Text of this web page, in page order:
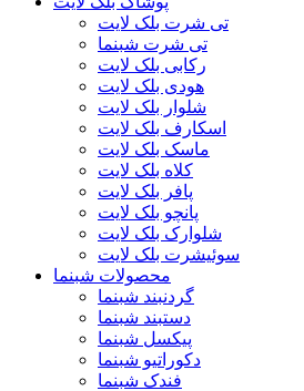
تی شرت بلک لایت
تی شرت شبنما
رکابی بلک لایت
هودی بلک لایت
شلوار بلک لایت
اسکارف بلک لایت
ماسک بلک لایت
کلاه بلک لایت
پافر بلک لایت
پانچو بلک لایت
شلوارک بلک لایت
سوئیشرت بلک لایت
محصولات شبنما
گردنبند شبنما
دستبند شبنما
پیکسل شبنما
دکوراتیو شبنما
فندک شبنما